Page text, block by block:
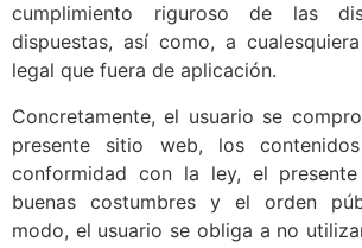
cumplimiento riguroso de las
dispuestas, así como, a
legal que fuera de aplicación.
Concretamente, el usuario se
presente sitio web, los
conformidad con la ley, el
buenas costumbres y el orden
modo, el usuario se obliga a no